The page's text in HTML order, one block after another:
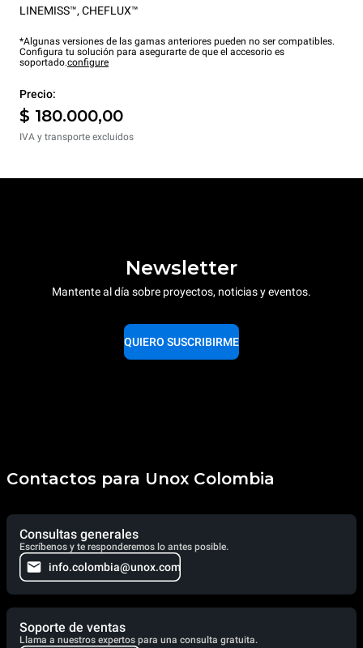
LINEMISS™, CHEFLUX™
*Algunas versiones de las gamas anteriores pueden no ser compatibles.
Configura tu solución para asegurarte de que el accesorio es
soportado.configure
Precio:
$ 180.000,00
IVA y transporte excluidos
Newsletter
Mantente al día sobre proyectos, noticias y eventos.
QUIERO SUSCRIBIRME
Contactos para Unox Colombia
Consultas generales
Escríbenos y te responderemos lo antes posible.
info.colombia@unox.com
Soporte de ventas
Llama a nuestros expertos para una consulta gratuita.